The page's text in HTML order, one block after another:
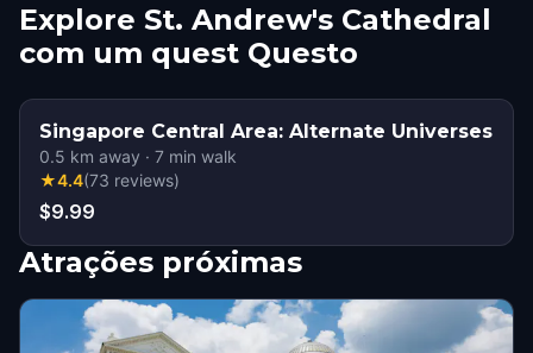
Explore St. Andrew's Cathedral
com um quest Questo
Singapore Central Area: Alternate Universes
0.5 km away · 7 min walk
★4.4(73 reviews)
$9.99
Atrações próximas